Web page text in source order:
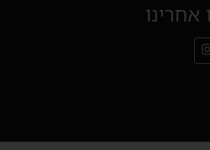
אחרינו
הפייסבוק שלנו (נפתח בחלון חדש)
עמוד האינסטגרם שלנו (נפתח בחלון